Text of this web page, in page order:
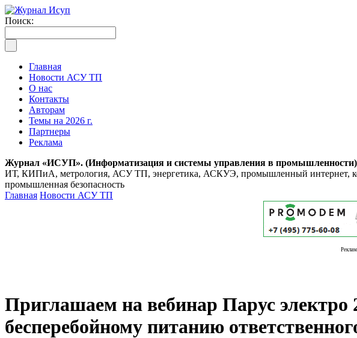
Поиск:
Главная
Новости АСУ ТП
О нас
Контакты
Авторам
Темы на 2026 г.
Партнеры
Реклама
Журнал «ИСУП». (Информатизация и системы управления в промышленности)
ИТ, КИПиА, метрология, АСУ ТП, энергетика, АСКУЭ, промышленный интернет,
промышленная безопасность
Главная Новости АСУ ТП
Приглашаем на вебинар Парус электро
бесперебойному питанию